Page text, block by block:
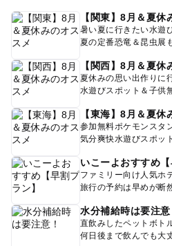
【関東】8月＆夏休
暑い夏に行きたい水遊
夏の定番恐竜＆昆虫展
【関西】8月＆夏休
夏休みの思い出作りに
水遊びスポット＆子供
【東海】8月＆夏休
参加無料ポケモンスタ
気分爽快水遊びスポッ
いこーよおすすめ【
ファミリー向け人気ホ
旅行の予約は早めが断
水分補給時は要注意
直飲みしたペットボトル
何日後まで飲んでも大